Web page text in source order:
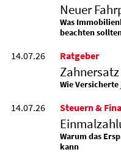
Neuer
Was
beachten
14.07.26 Ratgeber
Wie
14.07.26 Steuern &
Warum das
kann